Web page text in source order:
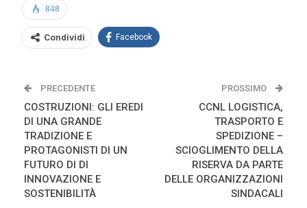
848
Condividi Facebook
PRECEDENTE
COSTRUZIONI: GLI EREDI
DI UNA GRANDE
TRADIZIONE E
PROTAGONISTI DI UN
FUTURO DI DI
INNOVAZIONE E
SOSTENIBILITÀ
PROSSIMO
CCNL LOGISTICA,
TRASPORTO E
SPEDIZIONE –
SCIOGLIMENTO DELLA
RISERVA DA PARTE
DELLE ORGANIZZAZIONI
SINDACALI